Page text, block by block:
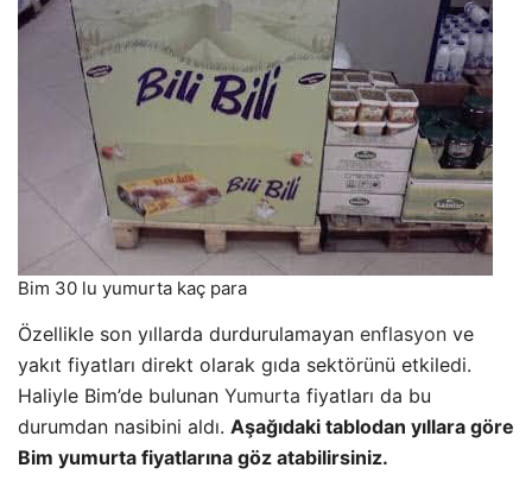
Bim 30 lu yumurta kaç para
Özellikle son yıllarda durdurulamayan enflasyon ve
yakıt fiyatları direkt olarak gıda sektörünü etkiledi.
Haliyle Bim’de bulunan Yumurta fiyatları da bu
durumdan nasibini aldı. Aşağıdaki tablodan yıllara göre
Bim yumurta fiyatlarına göz atabilirsiniz.